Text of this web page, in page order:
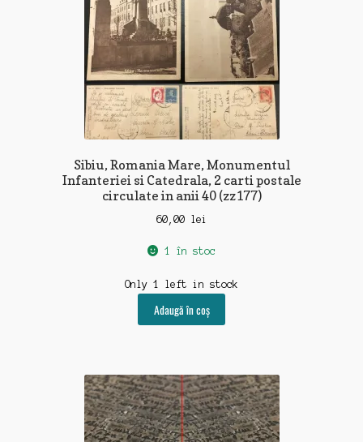
Sibiu, Romania Mare, Monumentul
Infanteriei si Catedrala, 2 carti postale
circulate in anii 40 (zz177)
60,00 lei
1 în stoc
Only 1 left in stock
Adaugă în coș